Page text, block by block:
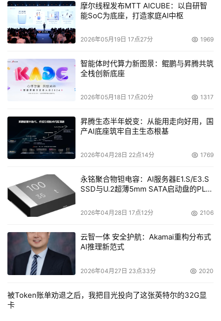
摩尔线程发布MTT AICUBE：以自研智
能SoC为底座，打造家庭AI中枢
2026年05月19日 17点27分 1969
智能体时代算力新图景：鲲鹏与昇腾共筑
全栈创新底座
2026年05月18日 17点20分 1317
昇腾生态半年蜕变：从能用走向好用，国
产AI底座筑牢自主生态根基
2026年04月28日 22点14分 1769
永铭聚合物钽电容：AI服务器E1.S/E3.S
SSD与U.2超薄5mm SATA启动盘的PLP
2026年04月28日 17点12分 2106
云智一体 安全护航：Akamai重构分布式
AI推理新范式
2026年04月27日 23点33分 2020
被Token账单劝退之后，我把目光投向了这张英特尔的32G显
卡